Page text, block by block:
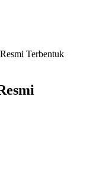
Terbentuk